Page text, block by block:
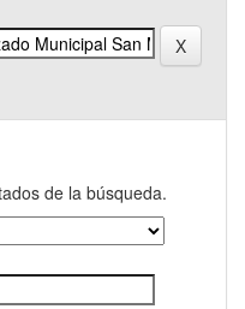
de la búsqueda.